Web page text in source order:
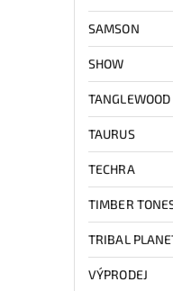
SAMSON
SHOW
TANGLEWOOD
TAURUS
TECHRA
TIMBER
TRIBAL
VÝPRODEJ